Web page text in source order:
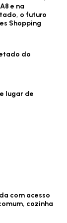
e na
o futuro
Shopping
do
lugar de
com acesso
cozinha